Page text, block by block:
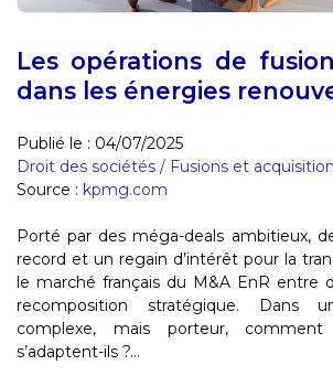
Les opérations de
dans les énergies
Publié le : 04/07/2025
Droit des sociétés / Fusions et
Source : kpmg.com
Porté par des méga-deals ambitieux,
record et un regain d’intérêt pour la
le marché français du M&A EnR entre
recomposition stratégique. Dans
complexe, mais porteur, comment
s’adaptent-ils ?...